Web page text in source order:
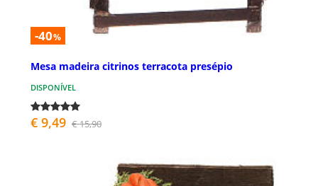
-40%
Mesa madeira citrinos terracota presépio
DISPONÍVEL
€ 9,49 € 15,90